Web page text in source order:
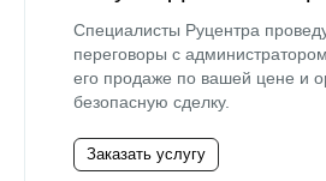
Специалисты Руцентра
переговоры с
его продаже по вашей цене и
безопасную сделку.
Заказать услугу